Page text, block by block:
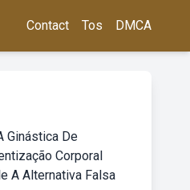
Contact Tos DMCA
Ginástica De
Corporal
A Alternativa Falsa